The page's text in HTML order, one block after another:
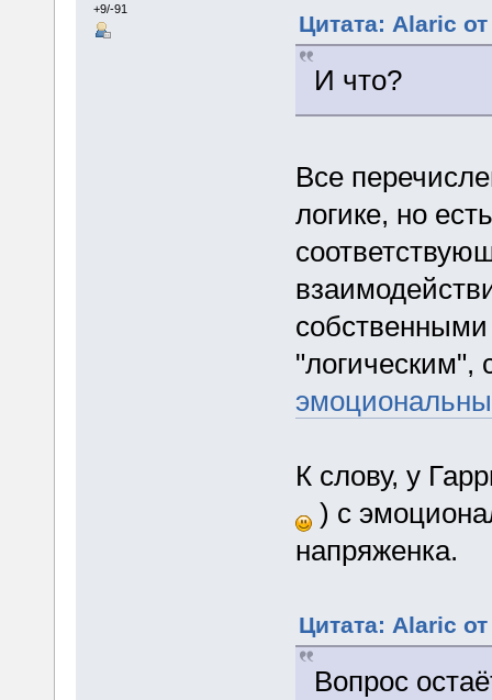
+9/-91
Цитата: Alaric
И что?
Все
логике, но
"логическим",
К слову, у
) с
напряженка.
Цитата: Alaric
Вопрос